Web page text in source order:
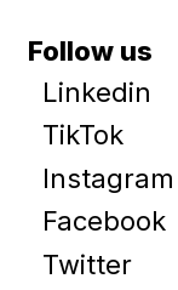
Follow us
Linkedin
TikTok
Instagram
Facebook
Twitter